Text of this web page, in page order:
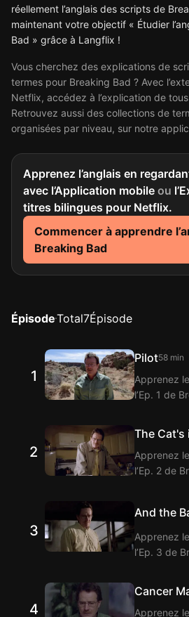
réellement l’anglais des scripts de
maintenant votre objectif « Étudier
Bad » grâce à Langflix !
Vous cherchez des explications de
termes pour Breaking Bad ? Avec
Netflix, accédez à l’explication de
Retrouvez aussi des collections de
organisées par niveau, sur notre
Apprenez l’anglais en
avec l’Application mobile ou
titres bilingues pour Netflix.
Commencer à apprendre
Breaking Bad
ÉpisodeTotal7Épisode
1
Pilot58 min
Apprenez
l’Ep. 1 de
! Langflix
des
Breaking
2
The Cat's
Apprenez
l’Ep. 2 de
Langflix
! Langflix
des
Breaking
3
And the
Apprenez
l’Ep. 3 de
! Langflix
des
4
Cancer
Apprenez